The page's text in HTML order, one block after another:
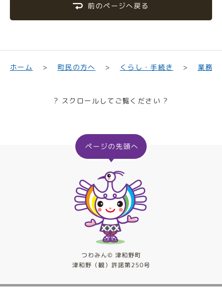
前のページへ戻る
ホーム 町民の方へ くらし・手続き 業務
? スクロールしてご覧ください ?